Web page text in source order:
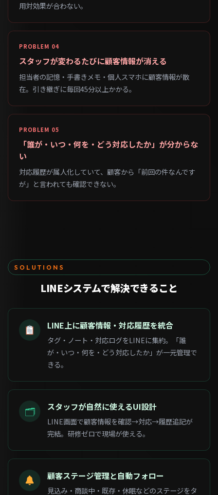
用対効果が合わない。
PROBLEM 04
スタッフが変わるたびに顧客情報が消える
担当者の記憶・手書きメモ・個人スマホに顧客情報が散
在。引き継ぎに毎回45分以上かかる。
PROBLEM 05
「誰が・いつ・何を・どう対応したか」が分からな
い
対応履歴が属人化していて、顧客から「前回の件なんです
が」と言われても確認できない。
SOLUTIONS
LINEシステムで解決できること
LINE上に顧客情報・対応履歴を統合
タグ・ノート・対応ログをLINEに集約。「誰
が・いつ・何を・どう対応したか」が一元管理で
きる。
🗂 スタッフが自然に使えるUI設計
LINE画面で顧客情報を確認→対応→履歴追記が
完結。研修ゼロで現場が使える。
顧客ステージ管理と自動フォロー
見込み・商談中・既存・休眠などのステージをタ